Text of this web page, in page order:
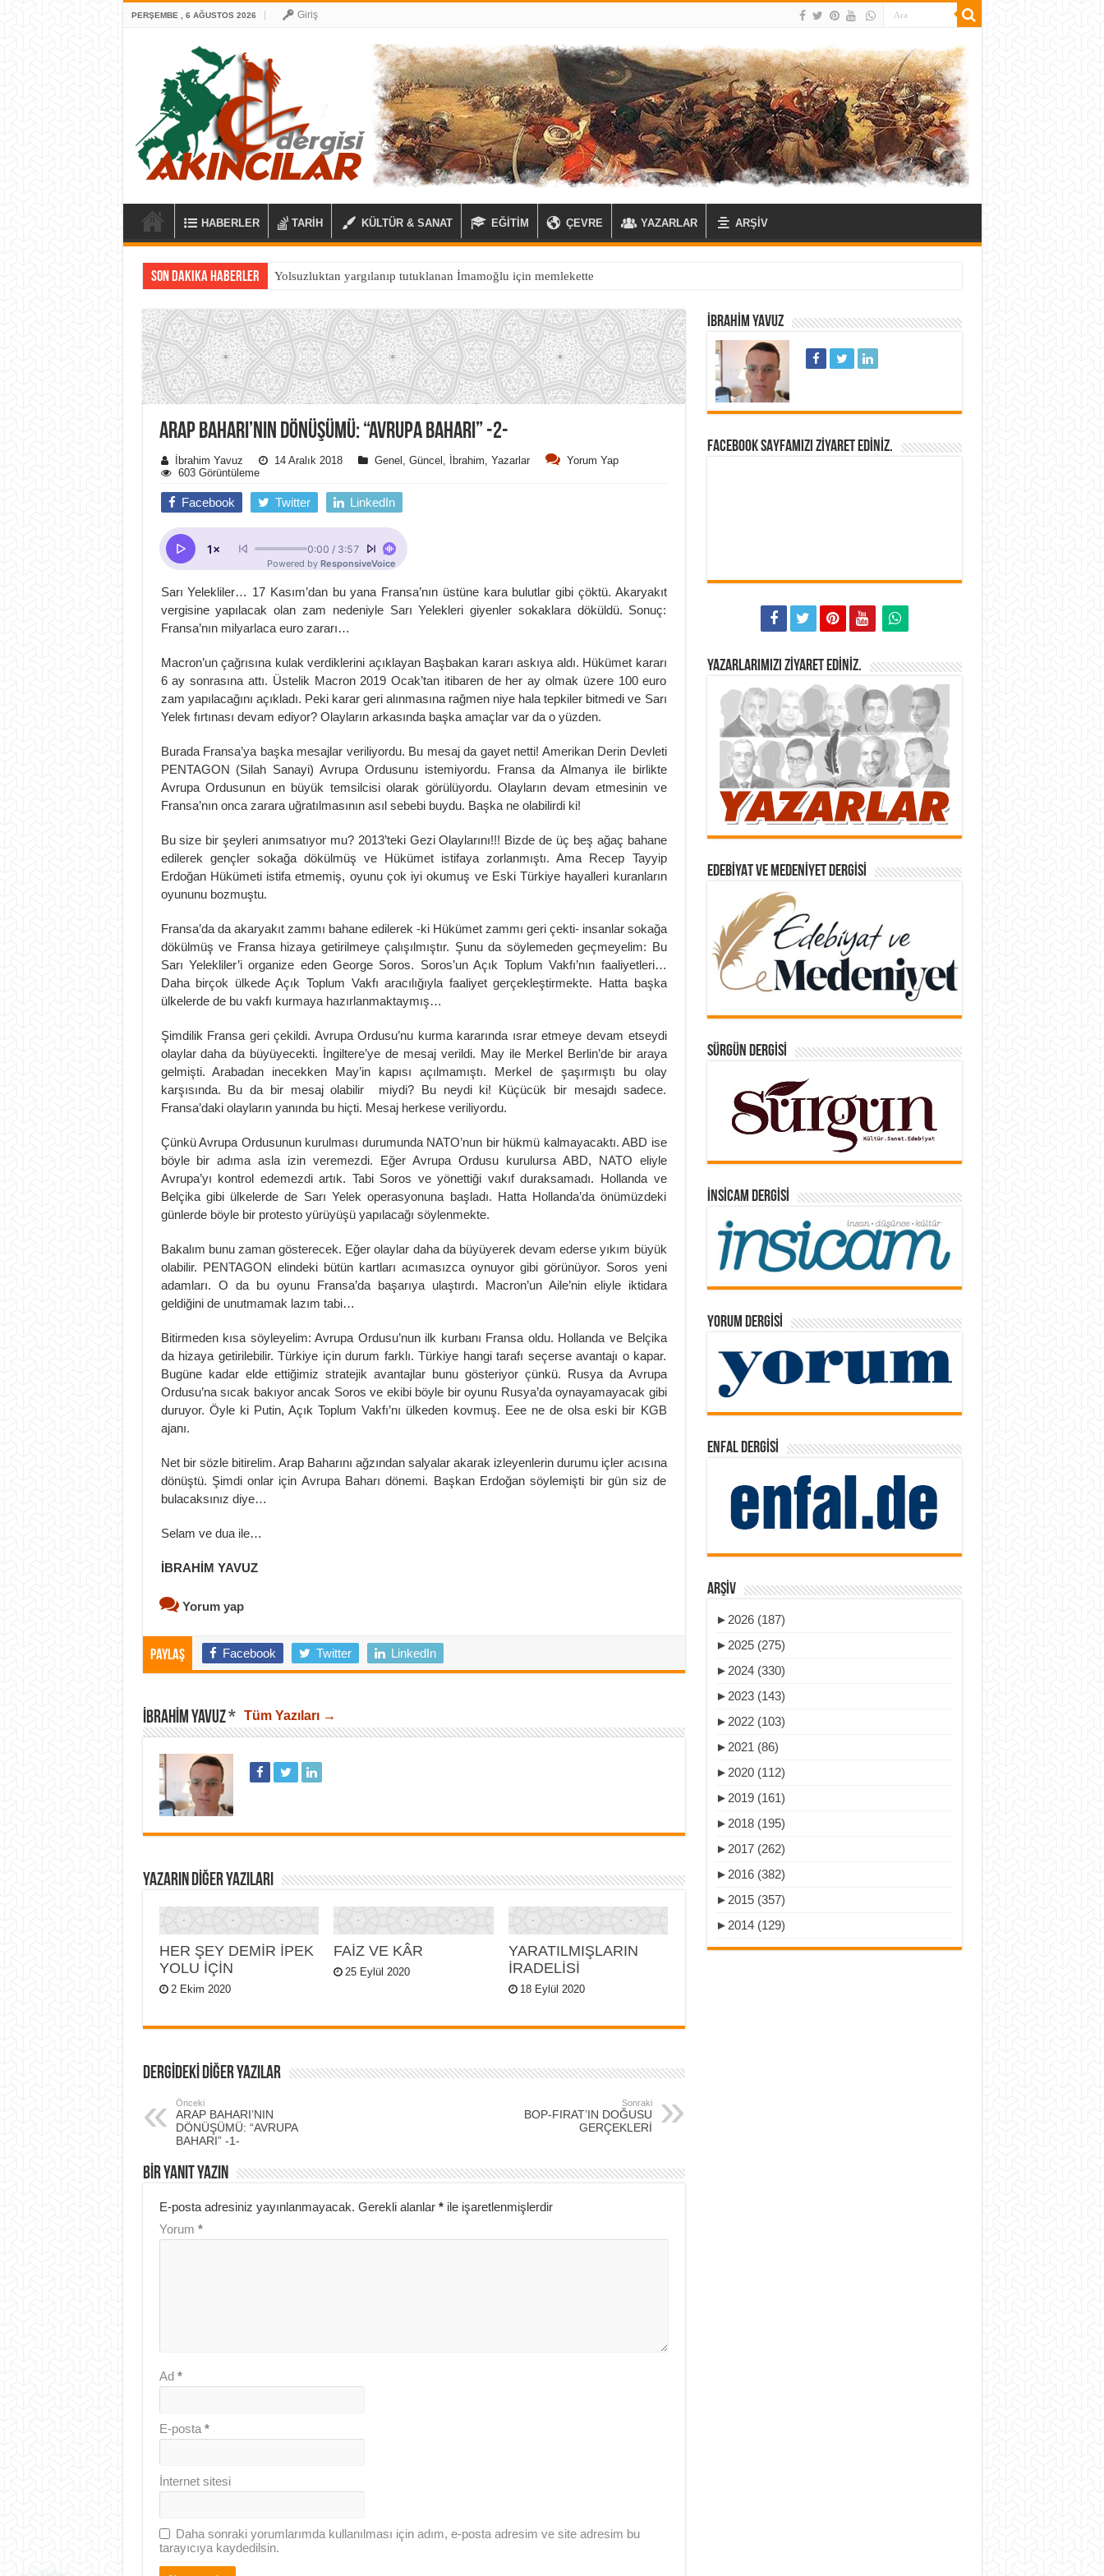
PERŞEMBE , 6 AĞUSTOS 2026 Giriş
HABERLER TARİH KÜLTÜR & SANAT EĞİTİM ÇEVRE YAZARLAR ARŞİV
Son Dakika Haberler
ARAP BAHARI’NIN DÖNÜŞÜMÜ: “AVRUPA BAHARI” -2-
İbrahim Yavuz 14 Aralık 2018 Genel , Güncel , İbrahim, Yazarlar
Yorum Yap
603 Görüntüleme
Facebook Twitter LinkedIn
Sarı Yelekliler… 17 Kasım’dan bu yana Fransa’nın üstüne kara bulutlar gibi çöktü. Akaryakıt
vergisine yapılacak olan zam nedeniyle Sarı Yelekleri giyenler sokaklara döküldü. Sonuç:
Fransa’nın milyarlaca euro zararı…
Macron’un çağrısına kulak verdiklerini açıklayan Başbakan kararı askıya aldı. Hükümet kararı
6 ay sonrasına attı. Üstelik Macron 2019 Ocak’tan itibaren de her ay olmak üzere 100 euro
zam yapılacağını açıkladı. Peki karar geri alınmasına rağmen niye hala tepkiler bitmedi ve Sarı
Yelek fırtınası devam ediyor? Olayların arkasında başka amaçlar var da o yüzden.
Burada Fransa’ya başka mesajlar veriliyordu. Bu mesaj da gayet netti! Amerikan Derin Devleti
PENTAGON (Silah Sanayi) Avrupa Ordusunu istemiyordu. Fransa da Almanya ile birlikte
Avrupa Ordusunun en büyük temsilcisi olarak görülüyordu. Olayların devam etmesinin ve
Fransa’nın onca zarara uğratılmasının asıl sebebi buydu. Başka ne olabilirdi ki!
Bu size bir şeyleri anımsatıyor mu? 2013’teki Gezi Olaylarını!!! Bizde de üç beş ağaç bahane
edilerek gençler sokağa dökülmüş ve Hükümet istifaya zorlanmıştı. Ama Recep Tayyip
Erdoğan Hükümeti istifa etmemiş, oyunu çok iyi okumuş ve Eski Türkiye hayalleri kuranların
oyununu bozmuştu.
Fransa’da da akaryakıt zammı bahane edilerek -ki Hükümet zammı geri çekti- insanlar sokağa
dökülmüş ve Fransa hizaya getirilmeye çalışılmıştır. Şunu da söylemeden geçmeyelim: Bu
Sarı Yelekliler’i organize eden George Soros. Soros’un Açık Toplum Vakfı’nın faaliyetleri…
Daha birçok ülkede Açık Toplum Vakfı aracılığıyla faaliyet gerçekleştirmekte. Hatta başka
ülkelerde de bu vakfı kurmaya hazırlanmaktaymış…
Şimdilik Fransa geri çekildi. Avrupa Ordusu’nu kurma kararında ısrar etmeye devam etseydi
olaylar daha da büyüyecekti. İngiltere’ye de mesaj verildi. May ile Merkel Berlin’de bir araya
gelmişti. Arabadan inecekken May’in kapısı açılmamıştı. Merkel de şaşırmıştı bu olay
karşısında. Bu da bir mesaj olabilir miydi? Bu neydi ki! Küçücük bir mesajdı sadece.
Fransa’daki olayların yanında bu hiçti. Mesaj herkese veriliyordu.
Çünkü Avrupa Ordusunun kurulması durumunda NATO’nun bir hükmü kalmayacaktı. ABD ise
böyle bir adıma asla izin veremezdi. Eğer Avrupa Ordusu kurulursa ABD, NATO eliyle
Avrupa’yı kontrol edemezdi artık. Tabi Soros ve yönettiği vakıf duraksamadı. Hollanda ve
Belçika gibi ülkelerde de Sarı Yelek operasyonuna başladı. Hatta Hollanda’da önümüzdeki
günlerde böyle bir protesto yürüyüşü yapılacağı söylenmekte.
Bakalım bunu zaman gösterecek. Eğer olaylar daha da büyüyerek devam ederse yıkım büyük
olabilir. PENTAGON elindeki bütün kartları acımasızca oynuyor gibi görünüyor. Soros yeni
adamları. O da bu oyunu Fransa’da başarıya ulaştırdı. Macron’un Aile’nin eliyle iktidara
geldiğini de unutmamak lazım tabi…
Bitirmeden kısa söyleyelim: Avrupa Ordusu’nun ilk kurbanı Fransa oldu. Hollanda ve Belçika
da hizaya getirilebilir. Türkiye için durum farklı. Türkiye hangi tarafı seçerse avantajı o kapar.
Bugüne kadar elde ettiğimiz stratejik avantajlar bunu gösteriyor çünkü. Rusya da Avrupa
Ordusu’na sıcak bakıyor ancak Soros ve ekibi böyle bir oyunu Rusya’da oynayamayacak gibi
duruyor. Öyle ki Putin, Açık Toplum Vakfı’nı ülkeden kovmuş. Eee ne de olsa eski bir KGB
ajanı.
Net bir sözle bitirelim. Arap Baharını ağzından salyalar akarak izleyenlerin durumu içler acısına
dönüştü. Şimdi onlar için Avrupa Baharı dönemi. Başkan Erdoğan söylemişti bir gün siz de
bulacaksınız diye…
Selam ve dua ile…
İBRAHİM YAVUZ
Yorum yap
Paylaş Facebook Twitter LinkedIn
İBRAHIM YAVUZ * Tüm Yazıları →
YAZARIN DIĞER YAZILARI
HER ŞEY DEMİR İPEK
YOLU İÇİN
2 Ekim 2020
FAİZ VE KÂR
25 Eylül 2020
YARATILMIŞLARIN
İRADELİSİ
18 Eylül 2020
DERGİDEKİ DİĞER YAZILAR
Önceki
ARAP BAHARI’NIN
DÖNÜŞÜMÜ: “AVRUPA
BAHARI” -1-
Sonraki
BOP-FIRAT’IN DOĞUSU
GERÇEKLERİ
BIR YANIT YAZIN
E-posta adresiniz yayınlanmayacak. Gerekli alanlar *ile işaretlenmişlerdir
Yorum *
Ad *
E-posta *
İnternet sitesi
Daha sonraki yorumlarımda kullanılması için adım, e-posta adresim ve site adresim bu
tarayıcıya kaydedilsin.
İBRAHIM YAVUZ
FACEBOOK SAYFAMIZI ZIYARET EDINIZ.
YAZARLARIMIZI ZIYARET EDINIZ.
EDEBIYAT VE MEDENIYET DERGISI
SÜRGÜN DERGISI
İNSICAM DERGISI
YORUM DERGISI
ENFAL DERGISI
ARŞIV
► 2026 (187)
► 2025 (275)
► 2024 (330)
► 2023 (143)
► 2022 (103)
► 2021 (86)
► 2020 (112)
► 2019 (161)
► 2018 (195)
► 2017 (262)
► 2016 (382)
► 2015 (357)
► 2014 (129)